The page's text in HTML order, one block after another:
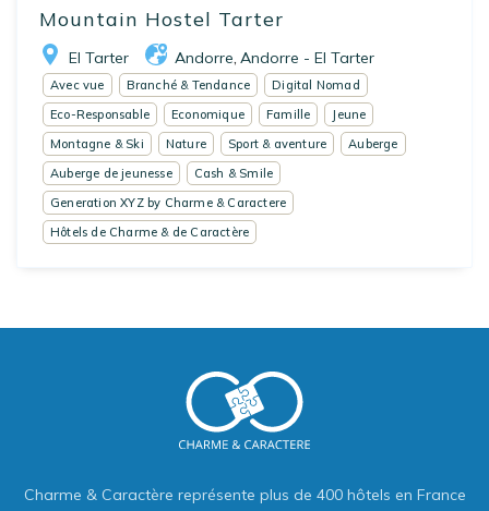
Mountain Hostel Tarter
El Tarter Andorre Andorre - El Tarter
Avec vue Branché & Tendance
Digital Nomad
Eco-Responsable
Economique Famille
Jeune
Montagne & Ski
Nature Sport & aventure
Auberge
Auberge de jeunesse
Cash & Smile
Generation XYZ by Charme & Caractere
Hôtels de Charme & de Caractère
Charme & Caractère représente plus de 400 hôtels en France